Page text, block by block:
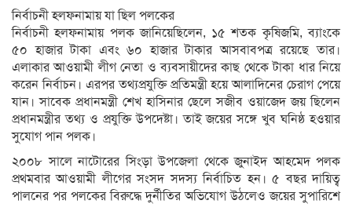
নির্বাচনী হলফনামায় যা ছিল পলকের
নির্বাচনী হলফনামায় পলক জানিয়েছিলেন, ১৫ শতক কৃষিজমি, ব্যাংকে
৫০ হাজার টাকা এবং ৬০ হাজার টাকার আসবাবপত্র রয়েছে তার।
এলাকার আওয়ামী লীগ নেতা ও ব্যবসায়ীদের কাছ থেকে টাকা ধার নিয়ে
করেন নির্বাচন। এরপর তথ্যপ্রযুক্তি প্রতিমন্ত্রী হয়ে আলাদিনের চেরাগ পেয়ে
যান। সাবেক প্রধানমন্ত্রী শেখ হাসিনার ছেলে সজীব ওয়াজেদ জয় ছিলেন
প্রধানমন্ত্রীর তথ্য ও প্রযুক্তি উপদেষ্টা। তাই জয়ের সঙ্গে খুব ঘনিষ্ঠ হওয়ার
সুযোগ পান পলক।
২০০৮ সালে নাটোরের সিংড়া উপজেলা থেকে জুনাইদ আহমেদ পলক
প্রথমবার আওয়ামী লীগের সংসদ সদস্য নির্বাচিত হন। ৫ বছর দায়িত্ব
পালনের পর পলকের বিরুদ্ধে দুর্নীতির অভিযোগ উঠলেও জয়ের সুপারিশে